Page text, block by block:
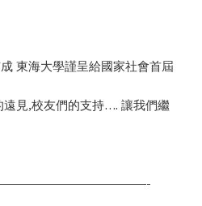
東海大學謹呈給國家社會首屆
見,校友們的支持…. 讓我們繼